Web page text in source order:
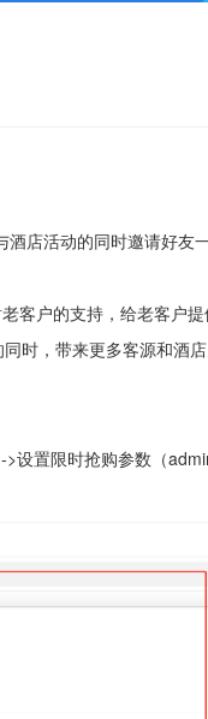
活动的同时邀请好友
户的支持，给老客户提
时，带来更多客源和酒店
限时抢购参数（admin